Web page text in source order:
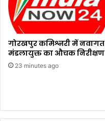
गोरखपुर कमिश्नरी में नवागत
मंडलायुक्त का औचक निरीक्षण
23 minutes ago